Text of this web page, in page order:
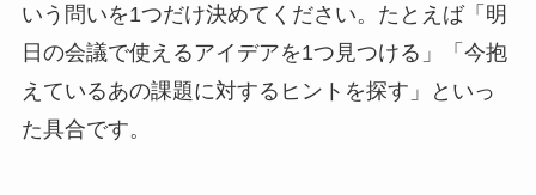
いう問いを1つだけ決めてください。たとえば「明
日の会議で使えるアイデアを1つ見つける」「今抱
えているあの課題に対するヒントを探す」といっ
た具合です。